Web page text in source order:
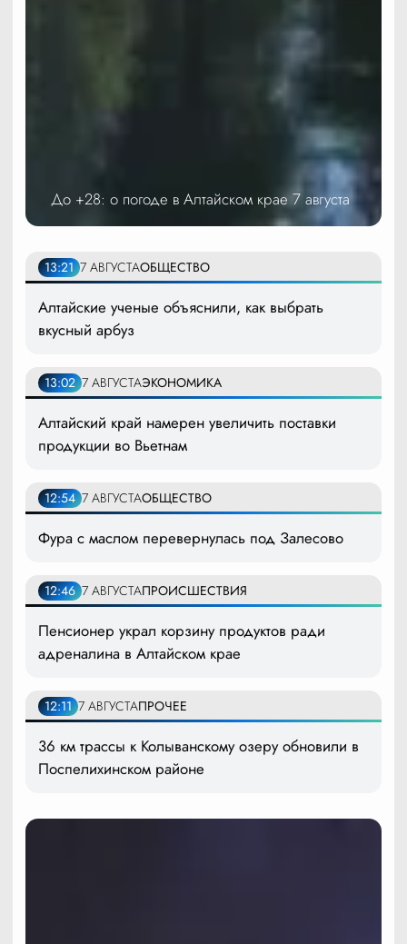
До +28: о погоде в Алтайском крае 7 августа
13:21 7 АВГУСТАОБЩЕСТВО
Алтайские ученые объяснили, как выбрать
вкусный арбуз
13:02 7 АВГУСТАЭКОНОМИКА
Алтайский край намерен увеличить поставки
продукции во Вьетнам
12:54 7 АВГУСТАОБЩЕСТВО
Фура с маслом перевернулась под Залесово
12:46 7 АВГУСТАПРОИСШЕСТВИЯ
Пенсионер украл корзину продуктов ради
адреналина в Алтайском крае
12:11 7 АВГУСТАПРОЧЕЕ
36 км трассы к Колыванскому озеру обновили в
Поспелихинском районе